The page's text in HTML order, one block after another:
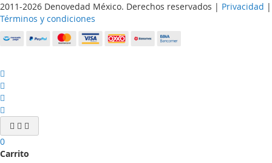
2011-2026 Denovedad México. Derechos reservados | Privacidad |
Términos y condiciones
0
Carrito